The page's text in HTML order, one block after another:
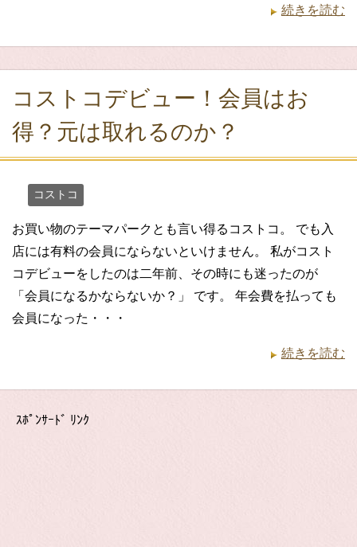
続きを読む
コストコデビュー！会員はお
得？元は取れるのか？
コストコ
お買い物のテーマパークとも言い得るコストコ。 でも入
店には有料の会員にならないといけません。 私がコスト
コデビューをしたのは二年前、その時にも迷ったのが
「会員になるかならないか？」 です。 年会費を払っても
会員になった・・・
続きを読む
ｽﾎﾟﾝｻｰﾄﾞ ﾘﾝｸ